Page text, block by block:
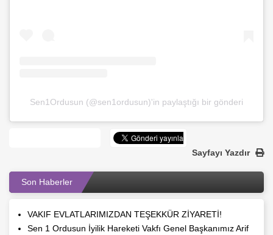
Sen1Ordusun (@sen1ordusun)'in paylaştığı bir gönderi
Sayfayı Yazdır
Son Haberler
VAKIF EVLATLARIMIZDAN TEŞEKKÜR ZİYARETİ!
Sen 1 Ordusun İyilik Hareketi Vakfı Genel Başkanımız Arif